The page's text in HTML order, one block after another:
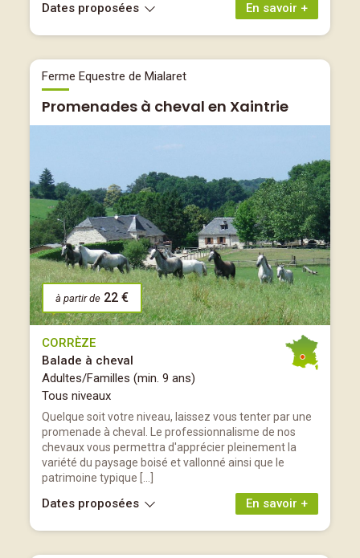
En savoir +
Dates proposées
Ferme Equestre de Mialaret
Promenades à cheval en Xaintrie
à partir de 22 €
CORRÈZE
Balade à cheval
Adultes/Familles (min. 9 ans)
Tous niveaux
Quelque soit votre niveau, laissez vous tenter par une
promenade à cheval. Le professionnalisme de nos
chevaux vous permettra d'apprécier pleinement la
variété du paysage boisé et vallonné ainsi que le
patrimoine typique […]
En savoir +
Dates proposées